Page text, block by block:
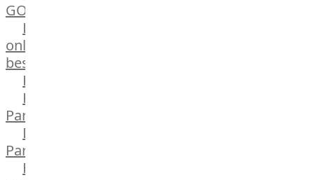
GOURMET
Lebensmittel
online
bestellen
Karriere
Kochschul-
Partner
Depot-
Partner
Frischetheken-